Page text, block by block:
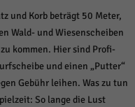
und Korb beträgt 50 Meter,
Wald- und Wiesenscheiben
kommen. Hier sind Profi-
und einen „Putter“
Gebühr leihen. Was zu tun
So lange die Lust
Plattformen werden
Medien akzeptiert
Datenschutzerklärung